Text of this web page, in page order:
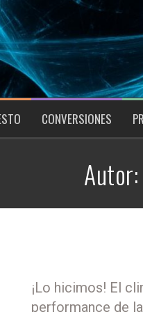
CONVERSIONES
Autor:
¡Lo hicimos! El
performance de